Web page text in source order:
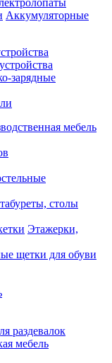
Аккумуляторные
зарядные
мебель
столы
Этажерки,
щетки для обуви
раздевалок
мебель